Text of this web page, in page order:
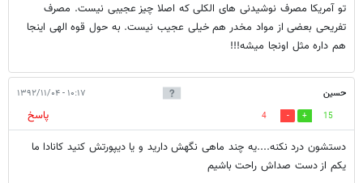
تو آمریکا مصرف نوشیدنی های الکلی که اصلا چیز عجیبی نیست. مصرف
تفریحی بعضی از مواد مخدر هم خیلی عجیب نیست. به حول قوه الهی اینجا
هم داره مثل اونجا میشه!!!
حسین ۱۰:۱۷ - ۱۳۹۲/۱۱/۰۴
15
4
پاسخ
دستشون درد نکنه....یه چند ماهی نگهش دارید و یا دیپورتش کنید کانادا ما
یکم از دست صداش راحت باشیم